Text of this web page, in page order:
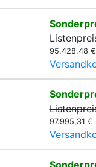
95.428,48
97.995,31 €